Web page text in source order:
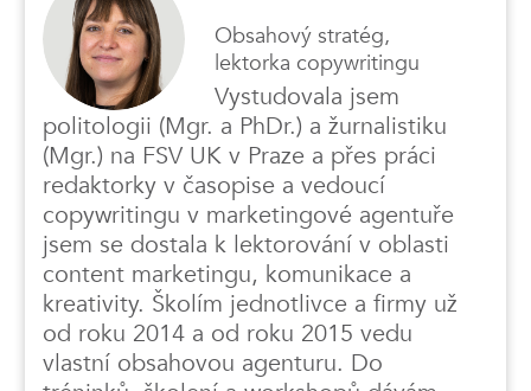
Obsahový stratég,
lektorka copywritingu
Vystudovala jsem
politologii (Mgr. a PhDr.) a žurnalistiku
(Mgr.) na FSV UK v Praze a přes práci
redaktorky v časopise a vedoucí
copywritingu v marketingové agentuře
jsem se dostala k lektorování v oblasti
content marketingu, komunikace a
kreativity. Školím jednotlivce a firmy už
od roku 2014 a od roku 2015 vedu
vlastní obsahovou agenturu. Do